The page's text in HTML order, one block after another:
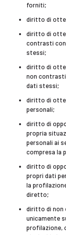
forniti;
diritto di
diritto di
contrasti con
stessi;
diritto di
non contrasti
dati stessi;
diritto di
personali;
diritto di
propria
personali ai
compresa la
diritto di
propri dati
la
diretto;
diritto di non
unicamente
profilazione,